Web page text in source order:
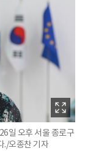
일 오후 서울 종로구
./오종찬 기자